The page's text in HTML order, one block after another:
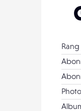
Rang